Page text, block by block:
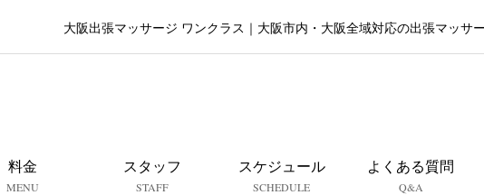
大阪出張マッサージ ワンクラス｜大阪市内・大阪全域対応の出張マッサ
料金
MENU
スタッフ
STAFF
スケジュール
SCHEDULE
よくある質問
Q&A